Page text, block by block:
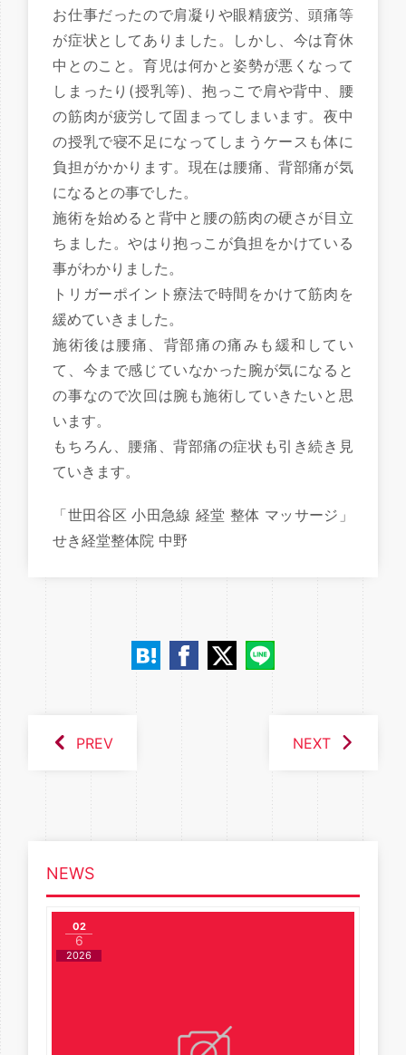
お仕事だったので肩凝りや眼精疲労、頭痛等
が症状としてありました。しかし、今は育休
中とのこと。育児は何かと姿勢が悪くなって
しまったり(授乳等)、抱っこで肩や背中、腰
の筋肉が疲労して固まってしまいます。夜中
の授乳で寝不足になってしまうケースも体に
負担がかかります。現在は腰痛、背部痛が気
になるとの事でした。
施術を始めると背中と腰の筋肉の硬さが目立
ちました。やはり抱っこが負担をかけている
事がわかりました。
トリガーポイント療法で時間をかけて筋肉を
緩めていきました。
施術後は腰痛、背部痛の痛みも緩和してい
て、今まで感じていなかった腕が気になると
の事なので次回は腕も施術していきたいと思
います。
もちろん、腰痛、背部痛の症状も引き続き見
ていきます。
「世田谷区 小田急線 経堂 整体 マッサージ」
せき経堂整体院 中野
PREV NEXT
NEWS
02
6
2026